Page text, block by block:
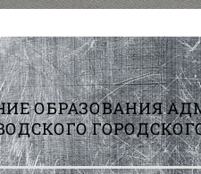
ОБРАЗОВАНИЯ